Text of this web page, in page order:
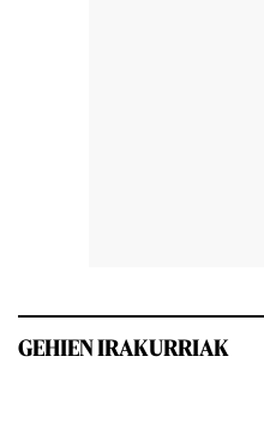
GEHIEN IRAKURRIAK